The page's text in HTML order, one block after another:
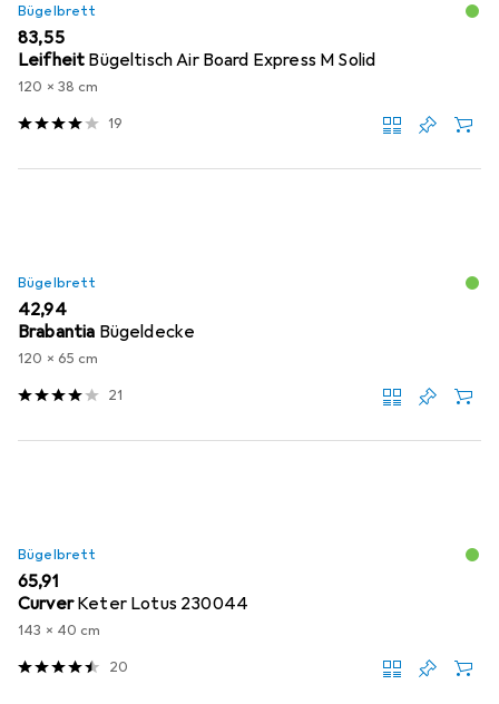
Bügelbrett
EUR
83,55
Leifheit Bügeltisch Air Board Express M Solid
120 x 38 cm
19
Bügelbrett
EUR
42,94
Brabantia Bügeldecke
120 x 65 cm
21
Bügelbrett
EUR
65,91
Curver Keter Lotus 230044
143 x 40 cm
20